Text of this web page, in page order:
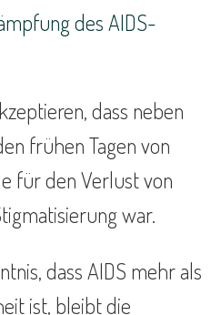
des AIDS-
dass neben
frühen Tagen von
für den Verlust von
war.
dass AIDS mehr als
ist, bleibt die